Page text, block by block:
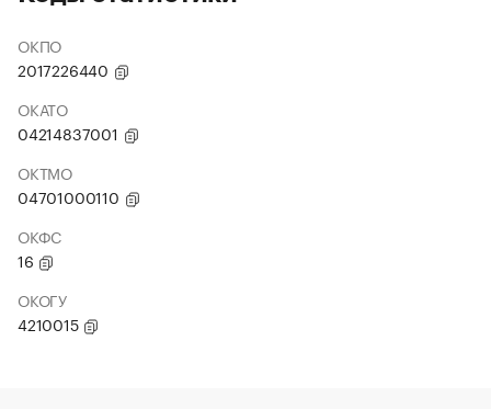
ОКПО
2017226440
ОКАТО
04214837001
ОКТМО
04701000110
ОКФС
16
ОКОГУ
4210015